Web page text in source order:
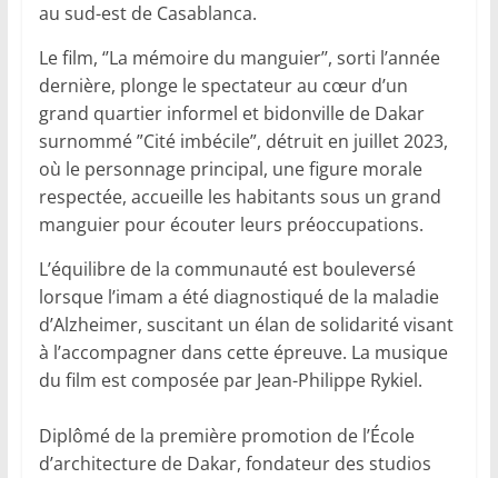
au sud-est de Casablanca.
Le film, ‘’La mémoire du manguier’’, sorti l’année
dernière, plonge le spectateur au cœur d’un
grand quartier informel et bidonville de Dakar
surnommé ”Cité imbécile”, détruit en juillet 2023,
où le personnage principal, une figure morale
respectée, accueille les habitants sous un grand
manguier pour écouter leurs préoccupations.
L’équilibre de la communauté est bouleversé
lorsque l’imam a été diagnostiqué de la maladie
d’Alzheimer, suscitant un élan de solidarité visant
à l’accompagner dans cette épreuve. La musique
du film est composée par Jean-Philippe Rykiel.
‎Diplômé de la première promotion de l’École
d’architecture de Dakar, fondateur des studios